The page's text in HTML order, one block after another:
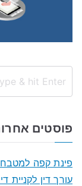
פוסטים
פינת קפה
עורך דין לקניית